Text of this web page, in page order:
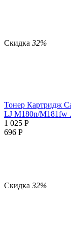
Скидка 32%
Тонер Картридж
LJ M180n/M181fw
1 025 Р
696 Р
Скидка 32%